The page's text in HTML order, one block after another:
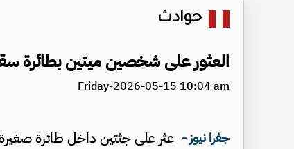
حوادث
العثور على شخصين ميتين بطائرة
Friday-2026-05-15 10:04 am
جفرا نيوز - عثر على جثتين داخل طائرة